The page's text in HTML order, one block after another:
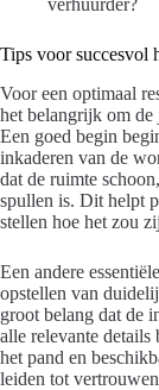
verhuurder?
Tips voor succesvol
Voor een optimaal
het belangrijk om de
Een goed begin
inkaderen van de
dat de ruimte
spullen is. Dit helpt
stellen hoe het zou
Een andere
opstellen van
groot belang dat de
alle relevante details
het pand en
leiden tot